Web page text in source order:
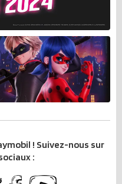
! Suivez-nous sur
: